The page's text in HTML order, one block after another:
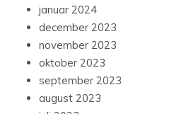
januar 2024
december 2023
november 2023
oktober 2023
september 2023
august 2023